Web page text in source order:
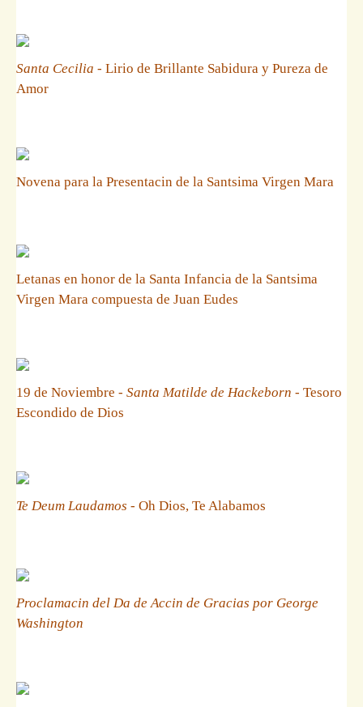
Santa Cecilia - Lirio de Brillante Sabidura y Pureza de
Amor
Novena para la Presentacin de la Santsima Virgen Mara
Letanas en honor de la Santa Infancia de la Santsima
Virgen Mara compuesta de Juan Eudes
19 de Noviembre - Santa Matilde de Hackeborn - Tesoro
Escondido de Dios
Te Deum Laudamos - Oh Dios, Te Alabamos
Proclamacin del Da de Accin de Gracias por George
Washington